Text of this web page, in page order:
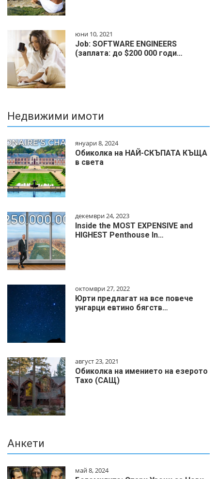
юни 10, 2021
Job: SOFTWARE ENGINEERS
(заплата: до $200 000 годи…
Недвижими имоти
януари 8, 2024
Обиколка на НАЙ-СКЪПАТА КЪЩА
в света
декември 24, 2023
Inside the MOST EXPENSIVE and
HIGHEST Penthouse In…
октомври 27, 2022
Юрти предлагат на все повече
унгарци евтино бягств…
август 23, 2021
Обиколка на имението на езерото
Тахо (САЩ)
Анкети
май 8, 2024